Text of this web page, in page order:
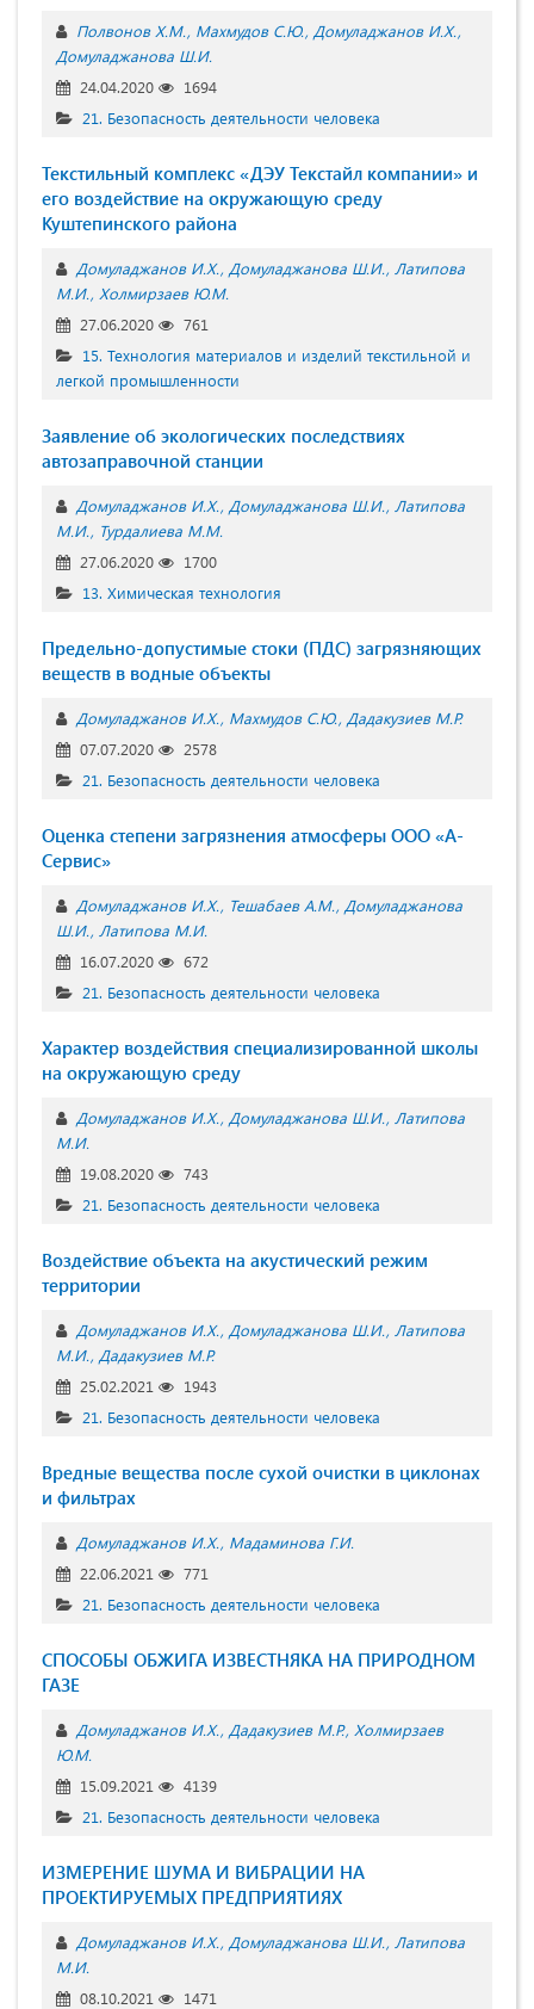
Полвонов Х.М. Махмудов С.Ю. Домуладжанов И.Х.
Домуладжанова Ш.И.
24.04.2020
1694
21. Безопасность деятельности человека
Текстильный комплекс «ДЭУ Текстайл компании» и
его воздействие на окружающую среду
Куштепинского района
Домуладжанов И.Х. Домуладжанова Ш.И. Латипова
М.И. Холмирзаев Ю.М.
27.06.2020
761
15. Технология материалов и изделий текстильной и
легкой промышленности
Заявление об экологических последствиях
автозаправочной станции
Домуладжанов И.Х. Домуладжанова Ш.И. Латипова
М.И. Турдалиева М.М.
27.06.2020
1700
13. Химическая технология
Предельно-допустимые стоки (ПДС) загрязняющих
веществ в водные объекты
Домуладжанов И.Х. Махмудов С.Ю. Дадакузиев М.Р.
07.07.2020
2578
21. Безопасность деятельности человека
Оценка степени загрязнения атмосферы ООО «А-
Сервис»
Домуладжанов И.Х. Тешабаев А.М. Домуладжанова
Ш.И. Латипова М.И.
16.07.2020
672
21. Безопасность деятельности человека
Характер воздействия специализированной школы
на окружающую среду
Домуладжанов И.Х. Домуладжанова Ш.И. Латипова
М.И.
19.08.2020
743
21. Безопасность деятельности человека
Воздействие объекта на акустический режим
территории
Домуладжанов И.Х. Домуладжанова Ш.И. Латипова
М.И. Дадакузиев М.Р.
25.02.2021
1943
21. Безопасность деятельности человека
Вредные вещества после сухой очистки в циклонах
и фильтрах
Домуладжанов И.Х. Мадаминова Г.И.
22.06.2021
771
21. Безопасность деятельности человека
СПОСОБЫ ОБЖИГА ИЗВЕСТНЯКА НА ПРИРОДНОМ
ГАЗЕ
Домуладжанов И.Х. Дадакузиев М.Р. Холмирзаев
Ю.М.
15.09.2021
4139
21. Безопасность деятельности человека
ИЗМЕРЕНИЕ ШУМА И ВИБРАЦИИ НА
ПРОЕКТИРУЕМЫХ ПРЕДПРИЯТИЯХ
Домуладжанов И.Х. Домуладжанова Ш.И. Латипова
М.И.
08.10.2021
1471